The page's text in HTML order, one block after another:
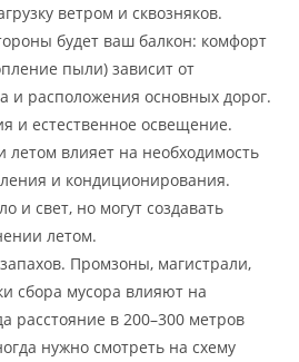
ветром и сквозняков.
будет ваш балкон: комфорт
пыли) зависит от
и расположения основных дорог.
и естественное освещение.
летом влияет на необходимость
и кондиционирования.
и свет, но могут создавать
летом.
Промзоны, магистрали,
сбора мусора влияют на
расстояние в 200–300 метров
нужно смотреть на схему